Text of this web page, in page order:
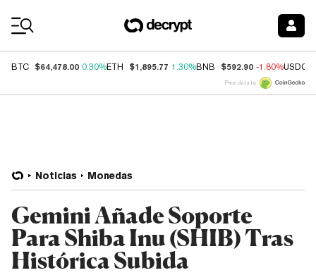
BTC $64,478.00 0.30%ETH $1,895.77 1.30%BNB $592.90 -1.80%USDC
Price data by
Noticias Monedas
Gemini Añade Soporte
Para Shiba Inu (SHIB) Tras
Histórica Subida